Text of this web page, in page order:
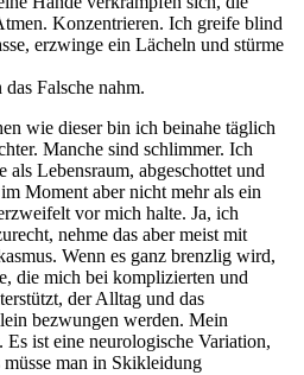
Konzentrieren. Ich greife blind
erzwinge ein Lächeln und stürme
Falsche nahm.
wie dieser bin ich beinahe täglich
Manche sind schlimmer. Ich
als Lebensraum, abgeschottet und
Moment aber nicht mehr als ein
vor mich halte. Ja, ich
nehme das aber meist mit
Wenn es ganz brenzlig wird,
die mich bei komplizierten und
der Alltag und das
bezwungen werden. Mein
ist eine neurologische Variation,
man in Skikleidung